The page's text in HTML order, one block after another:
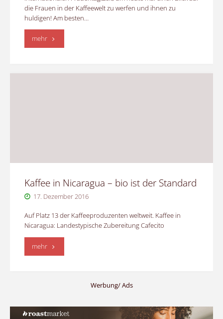
die Frauen in der Kaffeewelt zu werfen und ihnen zu
huldigen! Am besten…
mehr"Internationaler
Kaffee in Nicaragua – bio ist der Standard
17. Dezember 2016
Auf Platz 13 der Kaffeeproduzenten weltweit. Kaffee in
Nicaragua: Landestypische Zubereitung Cafecito
mehr"Kaffee
Werbung/ Ads